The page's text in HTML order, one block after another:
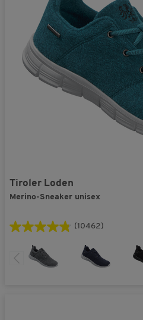
Tiroler Loden
Merino-Sneaker unisex
(10462)